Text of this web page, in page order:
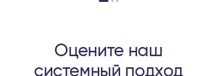
Оцените наш
системный подход